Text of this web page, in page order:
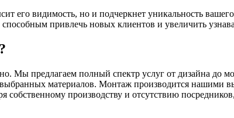
его видимость, но и подчеркнет уникальность
привлечь новых клиентов и увеличить
Мы предлагаем полный спектр услуг от дизайна до
материалов. Монтаж производится нашими
собственному производству и отсутствию